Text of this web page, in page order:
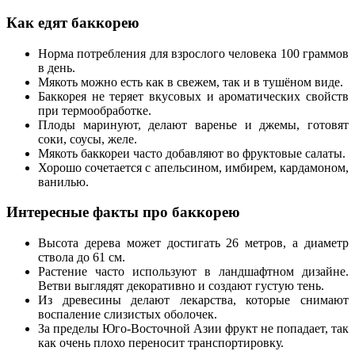
Как едят баккорею
Норма потребления для взрослого человека 100 граммов
в день.
Мякоть можно есть как в свежем, так и в тушёном виде.
Баккорея не теряет вкусовых и ароматических свойств
при термообработке.
Плоды маринуют, делают варенье и джемы, готовят
соки, соусы, желе.
Мякоть баккореи часто добавляют во фруктовые салаты.
Хорошо сочетается с апельсином, имбирем, кардамоном,
ванилью.
Интересные факты про баккорею
Высота дерева может достигать 26 метров, а диаметр
ствола до 61 см.
Растение часто используют в ландшафтном дизайне.
Ветви выглядят декоративно и создают густую тень.
Из древесины делают лекарства, которые снимают
воспаление слизистых оболочек.
За пределы Юго-Восточной Азии фрукт не попадает, так
как очень плохо переносит транспортировку.